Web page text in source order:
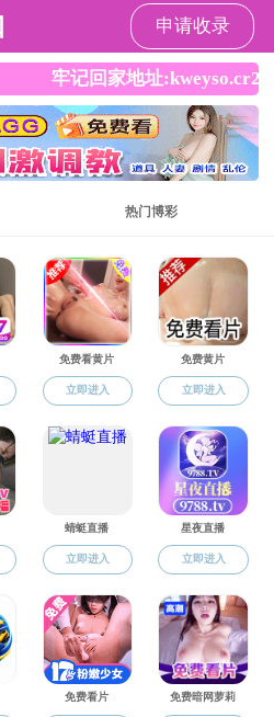
师资队伍 人才培养
当前位置：
给大脑
踏破铁
迷雾需